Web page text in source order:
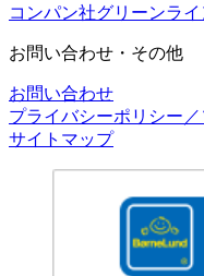
コンパン社グリーンラ
お問い合わせ・その他
お問い合わせ
プライバシーポリシー
サイトマップ